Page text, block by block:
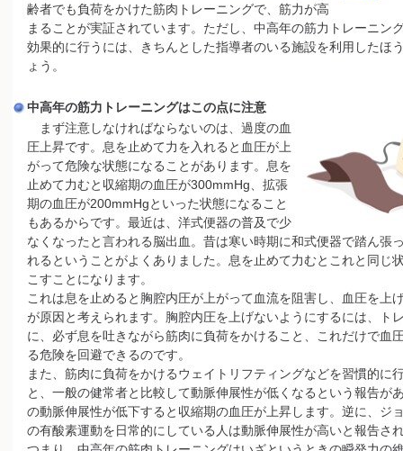
齢者でも負荷をかけた筋肉トレーニングで、筋力が高
まることが実証されています。ただし、中高年の筋力トレーニン
効果的に行うには、きちんとした指導者のいる施設を利用したほ
ょう。
中高年の筋力トレーニングはこの点に注意
まず注意しなければならないのは、過度の血
圧上昇です。息を止めて力を入れると血圧が上
がって危険な状態になることがあります。息を
止めて力むと収縮期の血圧が300mmHg、拡張
期の血圧が200mmHgといった状態になること
もあるからです。最近は、洋式便器の普及で少
なくなったと言われる脳出血。昔は寒い時期に和式便器で踏ん張
れるということがよくありました。息を止めて力むとこれと同じ
こすことになります。
これは息を止めると胸腔内圧が上がって血流を阻害し、血圧を上
が原因と考えられます。胸腔内圧を上げないようにするには、ト
に、必ず息を吐きながら筋肉に負荷をかけること、これだけで血
る危険を回避できるのです。
また、筋肉に負荷をかけるウェイトリフティングなどを習慣的に
と、一般の健常者と比較して動脈伸展性が低くなるという報告が
の動脈伸展性が低下すると収縮期の血圧が上昇します。逆に、ジ
の有酸素運動を日常的にしている人は動脈伸展性が高いと報告さ